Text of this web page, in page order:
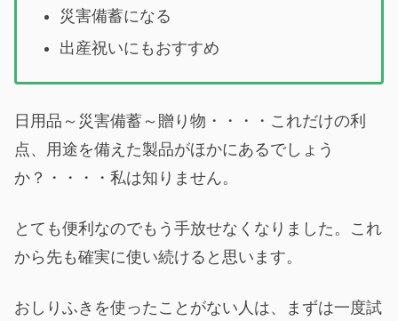
災害備蓄になる
出産祝いにもおすすめ
日用品～災害備蓄～贈り物・・・・これだけの利
点、用途を備えた製品がほかにあるでしょう
か？・・・・私は知りません。
とても便利なのでもう手放せなくなりました。これ
から先も確実に使い続けると思います。
おしりふきを使ったことがない人は、まずは一度試